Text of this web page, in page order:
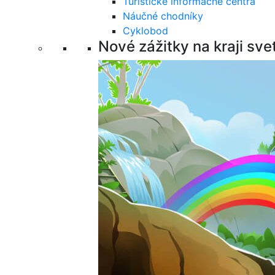
Náučné chodníky
Cyklobod
Nové zážitky na kraji